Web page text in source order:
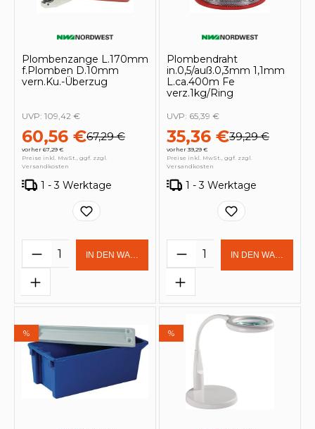
Plombenzange L.170mm
f.Plomben D.10mm
vern.Ku.-Überzug
60,56 €67,29 €
vorher 67,29 €
UVP: 109,42 €
Preise inkl. MwSt., ggf. zzgl.
Versandkosten
1 - 3 Werktage
Produkt Anzahl: Gib den
IN DEN WARENKORB
Plombendraht
in.0,5/auß.0,3mm 1,1mm
L.ca.400m Fe
verz.1kg/Ring
35,36 €39,29 €
vorher 39,29 €
UVP: 65,39 €
Preise inkl. MwSt., ggf. zzgl.
Versandkosten
1 - 3 Werktage
Produkt Anzahl:
IN DEN
% %